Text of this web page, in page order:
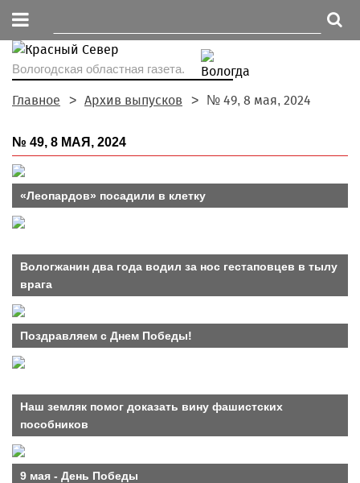
Вологодская областная газета.
Главное Архив выпусков № 49, 8 мая, 2024
№ 49, 8 МАЯ, 2024
«Леопардов» посадили в клетку
Вологжанин два года водил за нос гестаповцев в тылу
врага
Поздравляем с Днем Победы!
Наш земляк помог доказать вину фашистских
пособников
9 мая - День Победы